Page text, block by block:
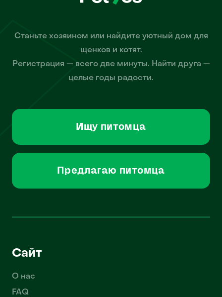
Станьте хозяином или найдите уютный дом для
щенков и котят.
Регистрация — всего две минуты. Найти друга —
целые годы радости.
Ищу питомца
Предлагаю питомца
Сайт
О нас
FAQ